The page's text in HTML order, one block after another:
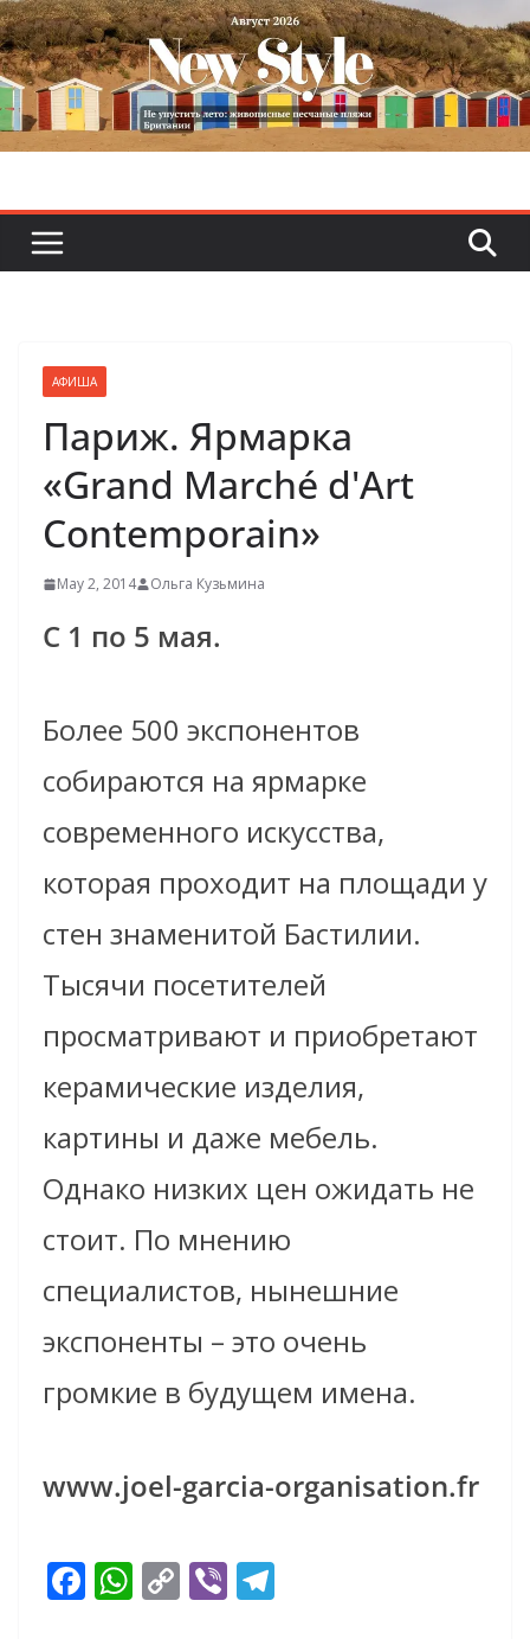
Skip
to
content
АФИША
Париж. Ярмарка
«Grand Marché d'Art
Contemporain»
May 2, 2014 Ольга Кузьмина
С 1 по 5 мая.
Более 500 экспонентов
собираются на ярмарке
современного искусства,
которая проходит на площади у
стен знаменитой Бастилии.
Тысячи посетителей
просматривают и приобретают
керамические изделия,
картины и даже мебель.
Однако низких цен ожидать не
стоит. По мнению
специалистов, нынешние
экспоненты – это очень
громкие в будущем имена.
www.joel-garcia-organisation.fr
F W C Vi